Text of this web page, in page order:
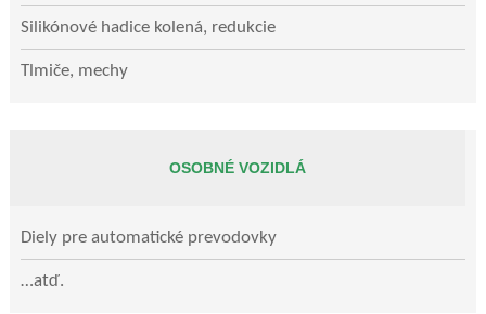
Silikónové hadice kolená, redukcie
Tlmiče, mechy
OSOBNÉ VOZIDLÁ
Diely pre automatické prevodovky
…atď.